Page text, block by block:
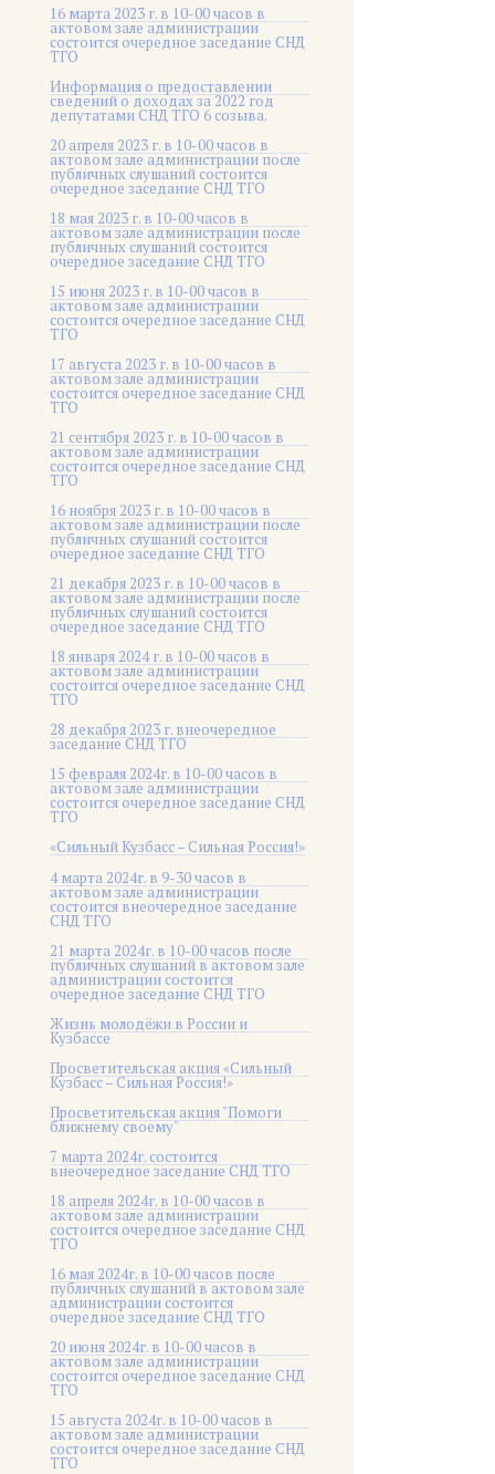
16 марта 2023 г. в 10-00 часов в
актовом зале администрации
состоится очередное заседание СНД
ТГО
Информация о предоставлении
сведений о доходах за 2022 год
депутатами СНД ТГО 6 созыва.
20 апреля 2023 г. в 10-00 часов в
актовом зале администрации после
публичных слушаний состоится
очередное заседание СНД ТГО
18 мая 2023 г. в 10-00 часов в
актовом зале администрации после
публичных слушаний состоится
очередное заседание СНД ТГО
15 июня 2023 г. в 10-00 часов в
актовом зале администрации
состоится очередное заседание СНД
ТГО
17 августа 2023 г. в 10-00 часов в
актовом зале администрации
состоится очередное заседание СНД
ТГО
21 сентября 2023 г. в 10-00 часов в
актовом зале администрации
состоится очередное заседание СНД
ТГО
16 ноября 2023 г. в 10-00 часов в
актовом зале администрации после
публичных слушаний состоится
очередное заседание СНД ТГО
21 декабря 2023 г. в 10-00 часов в
актовом зале администрации после
публичных слушаний состоится
очередное заседание СНД ТГО
18 января 2024 г. в 10-00 часов в
актовом зале администрации
состоится очередное заседание СНД
ТГО
28 декабря 2023 г. внеочередное
заседание СНД ТГО
15 февраля 2024г. в 10-00 часов в
актовом зале администрации
состоится очередное заседание СНД
ТГО
«Сильный Кузбасс – Сильная Россия!»
4 марта 2024г. в 9-30 часов в
актовом зале администрации
состоится внеочередное заседание
СНД ТГО
21 марта 2024г. в 10-00 часов после
публичных слушаний в актовом зале
администрации состоится
очередное заседание СНД ТГО
Жизнь молодёжи в России и
Кузбассе
Просветительская акция «Сильный
Кузбасс – Сильная Россия!»
Просветительская акция "Помоги
ближнему своему"
7 марта 2024г. состоится
внеочередное заседание СНД ТГО
18 апреля 2024г. в 10-00 часов в
актовом зале администрации
состоится очередное заседание СНД
ТГО
16 мая 2024г. в 10-00 часов после
публичных слушаний в актовом зале
администрации состоится
очередное заседание СНД ТГО
20 июня 2024г. в 10-00 часов в
актовом зале администрации
состоится очередное заседание СНД
ТГО
15 августа 2024г. в 10-00 часов в
актовом зале администрации
состоится очередное заседание СНД
ТГО